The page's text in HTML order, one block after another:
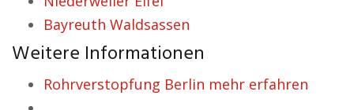
Bayreuth Waldsassen
Weitere Informationen
Rohrverstopfung Berlin mehr erfahren